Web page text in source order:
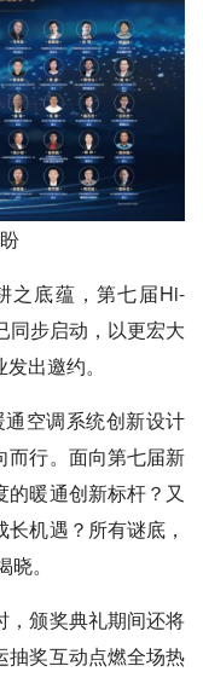
之底蕴，第七届Hi-
同步启动，以更宏大
出邀约。
空调系统创新设计
而行。面向第七届新
暖通创新标杆？又
机遇？所有谜底，
。
，颁奖典礼期间还将
抽奖互动点燃全场热